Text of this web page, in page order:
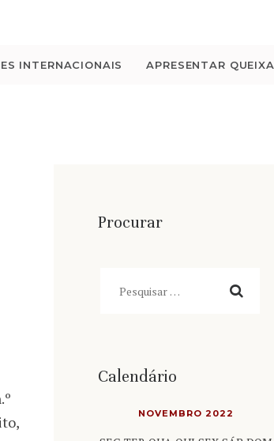
INTERNACIONAIS APRESENTAR QUEIXA
Procurar
Calendário
NOVEMBRO 2022